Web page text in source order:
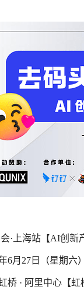
·上海站【AI创新
6月27日（星期六
桥 · 阿里中心【